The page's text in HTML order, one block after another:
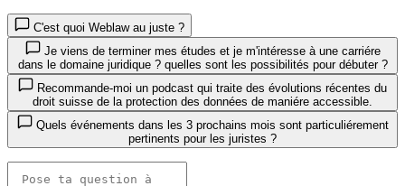
C'est quoi Weblaw au juste ?
Je viens de terminer mes études et je m'intéresse à une carriére
dans le domaine juridique ? quelles sont les possibilités pour débuter ?
droit suisse de la protection des données de maniére accessible.
Quels événements dans les 3 prochains mois sont particuliérement
pertinents pour les juristes ?